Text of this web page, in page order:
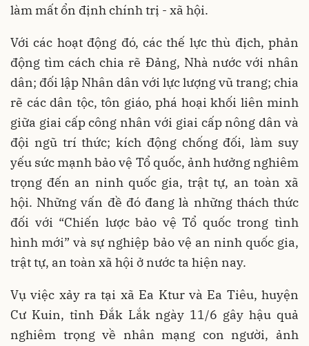
làm mất ổn định chính trị - xã hội.
Với các hoạt động đó, các thế lực thù địch, phản
động tìm cách chia rẽ Đảng, Nhà nước với nhân
dân; đối lập Nhân dân với lực lượng vũ trang; chia
rẽ các dân tộc, tôn giáo, phá hoại khối liên minh
giữa giai cấp công nhân với giai cấp nông dân và
đội ngũ trí thức; kích động chống đối, làm suy
yếu sức mạnh bảo vệ Tổ quốc, ảnh hưởng nghiêm
trọng đến an ninh quốc gia, trật tự, an toàn xã
hội. Những vấn đề đó đang là những thách thức
đối với “Chiến lược bảo vệ Tổ quốc trong tình
hình mới” và sự nghiệp bảo vệ an ninh quốc gia,
trật tự, an toàn xã hội ở nước ta hiện nay.
Vụ việc xảy ra tại xã Ea Ktur và Ea Tiêu, huyện
Cư Kuin, tỉnh Đắk Lắk ngày 11/6 gây hậu quả
nghiêm trọng về nhân mạng con người, ảnh